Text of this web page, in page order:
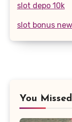
slot depo 10k
slot bonus
You Missed